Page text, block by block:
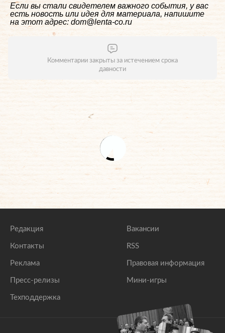
Если вы стали свидетелем важного события, у вас
есть новость или идея для материала, напишите
на этот адрес: dom@lenta-co.ru
Комментарии закрыты за истечением срока
давности
Редакция
Контакты
Реклама
Пресс-релизы
Техподдержка
Вакансии
RSS
Правовая информация
Мини-игры